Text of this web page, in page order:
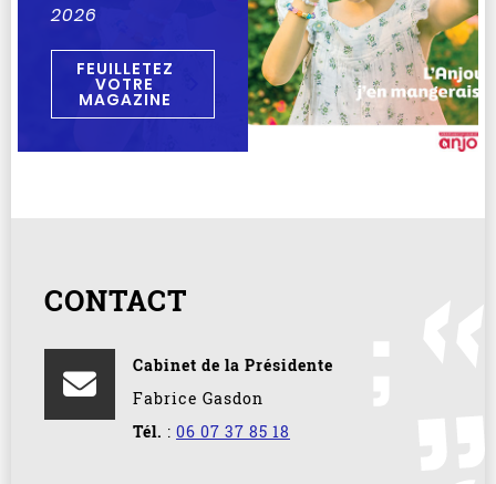
2026
FEUILLETEZ
VOTRE
MAGAZINE
CONTACT
Cabinet de la Présidente
Fabrice Gasdon
Tél. : 06 07 37 85 18